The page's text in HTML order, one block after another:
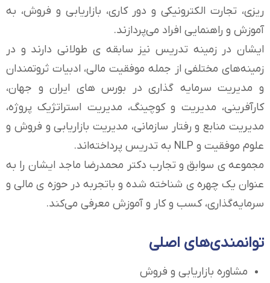
ریزی، تجارت الکترونیکی و دور کاری، بازاریابی و فروش، به
آموزش و راهنمایی افراد می‌پردازند.
ایشان در زمینه تدریس نیز سابقه ی طولانی دارند و در
زمینه‌های مختلفی از جمله موفقیت مالی، ادبیات ثروتمندان
و مدیریت سرمایه گذاری در بورس های ایران و جهان،
کارآفرینی، مدیریت و کوچینگ، مدیریت استراتژیک پروژه،
مدیریت منابع و رفتار سازمانی، مدیریت بازاریابی و فروش و
علوم موفقیت و NLP به تدریس پرداخته‌اند.
مجموعه ی سوابق و تجارب دکتر محمدرضا ماجد ایشان را به
عنوان یک چهره ی شناخته شده و باتجربه در حوزه ی مالی و
سرمایه‌گذاری، کسب و کار و آموزش معرفی می‌کند.
توانمندی‌های اصلی
مشاوره بازاریابی و فروش